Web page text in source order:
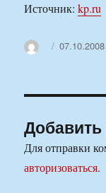
Источник:kp.ru
Автор07.10.2008
Для отправки
авторизоваться.